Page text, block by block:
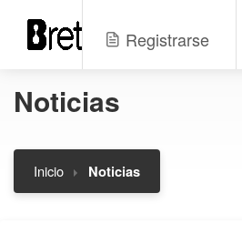
Registrarse
Noticias
Inicio Noticias